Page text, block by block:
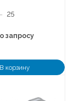
25
запросу
В корзину